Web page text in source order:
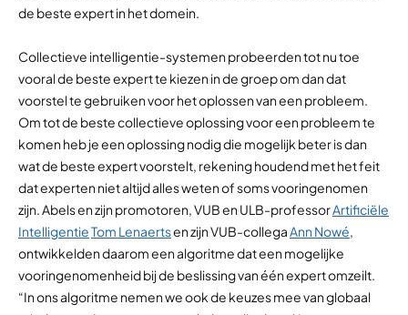
de beste expert in het domein.
Collectieve intelligentie-systemen probeerden tot nu toe
vooral de beste expert te kiezen in de groep om dan dat
voorstel te gebruiken voor het oplossen van een probleem.
Om tot de beste collectieve oplossing voor een probleem te
komen heb je een oplossing nodig die mogelijk beter is dan
wat de beste expert voorstelt, rekening houdend met het feit
dat experten niet altijd alles weten of soms vooringenomen
zijn. Abels en zijn promotoren, VUB en ULB-professorArtificiële
IntelligentieTom Lenaertsen zijn VUB-collegaAnn Nowé,
ontwikkelden daarom een algoritme dat een mogelijke
vooringenomenheid bij de beslissing van één expert omzeilt.
“In ons algoritme nemen we ook de keuzes mee van globaal